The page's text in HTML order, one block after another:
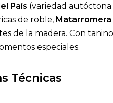
País (variedad
de roble, Matarromera
de la madera. Con
especiales.
Técnicas